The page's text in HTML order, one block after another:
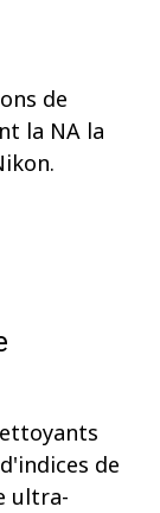
de
la NA la
de
ultra-